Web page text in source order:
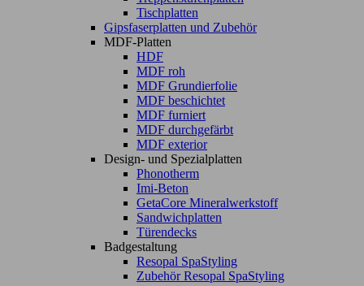
Tischplatten
Gipsfaserplatten und Zubehör
MDF-Platten
HDF
MDF roh
MDF Grundierfolie
MDF beschichtet
MDF furniert
MDF durchgefärbt
MDF exterior
Design- und Spezialplatten
Phonotherm
Imi-Beton
GetaCore Mineralwerkstoff
Sandwichplatten
Türendecks
Badgestaltung
Resopal SpaStyling
Zubehör Resopal SpaStyling